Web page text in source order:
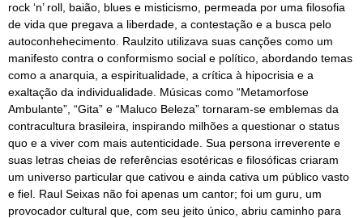
rock ‘n’ roll, baião, blues e misticismo, permeada por uma filosofia
de vida que pregava a liberdade, a contestação e a busca pelo
autoconhehecimento. Raulzito utilizava suas canções como um
manifesto contra o conformismo social e político, abordando temas
como a anarquia, a espiritualidade, a crítica à hipocrisia e a
exaltação da individualidade. Músicas como “Metamorfose
Ambulante”, “Gita” e “Maluco Beleza” tornaram-se emblemas da
contracultura brasileira, inspirando milhões a questionar o status
quo e a viver com mais autenticidade. Sua persona irreverente e
suas letras cheias de referências esotéricas e filosóficas criaram
um universo particular que cativou e ainda cativa um público vasto
e fiel. Raul Seixas não foi apenas um cantor; foi um guru, um
provocador cultural que, com seu jeito único, abriu caminho para